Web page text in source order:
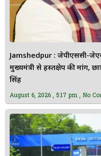
Jamshedpur : जेपीएससी-
मुख्यमंत्री से हस्तक्षेप की मांग,
सिंह
August 6, 2026 5:17 pm No